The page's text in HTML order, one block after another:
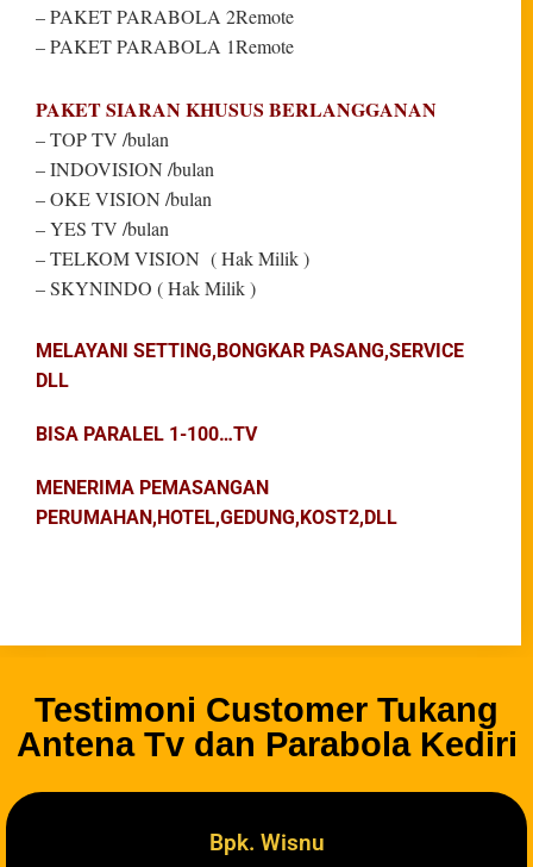
– PAKET PARABOLA 2Remote
– PAKET PARABOLA 1Remote
PAKET SIARAN KHUSUS BERLANGGANAN
– TOP TV /bulan
– INDOVISION /bulan
– OKE VISION /bulan
– YES TV /bulan
– TELKOM VISION ( Hak Milik )
– SKYNINDO ( Hak Milik )
MELAYANI SETTING,BONGKAR PASANG,SERVICE
DLL
BISA PARALEL 1-100…TV
MENERIMA PEMASANGAN
PERUMAHAN,HOTEL,GEDUNG,KOST2,DLL
Testimoni Customer Tukang
Antena Tv dan Parabola Kediri
Bpk. Wisnu